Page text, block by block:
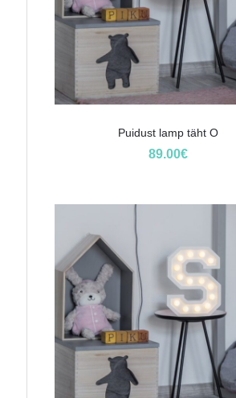
Puidust lamp täht O
89.00€